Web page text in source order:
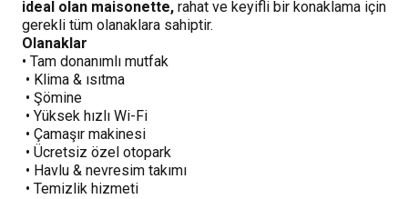
ideal olan maisonette, rahat ve keyifli bir konaklama için
gerekli tüm olanaklara sahiptir.
Olanaklar
• Tam donanımlı mutfak
• Klima & ısıtma
• Şömine
• Yüksek hızlı Wi-Fi
• Çamaşır makinesi
• Ücretsiz özel otopark
• Havlu & nevresim takımı
• Temizlik hizmeti